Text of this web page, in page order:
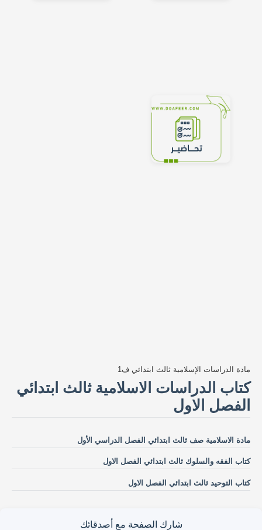
مادة الدراسات الإسلامية ثالث ابتدائي ف1
كتاب الدراسات الاسلامية ثالث ابتدائي
الفصل الاول
مادة الاسلامية صف ثالث ابتدائي الفصل الدراسي الأول
كتاب الفقه والسلوك ثالث ابتدائي الفصل الاول
كتاب التوحيد ثالث ابتدائي الفصل الاول
شارك الصفحة مع أصدقائك